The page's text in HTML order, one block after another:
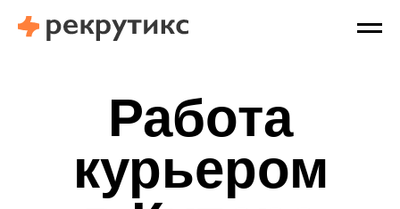
Работа
курьером